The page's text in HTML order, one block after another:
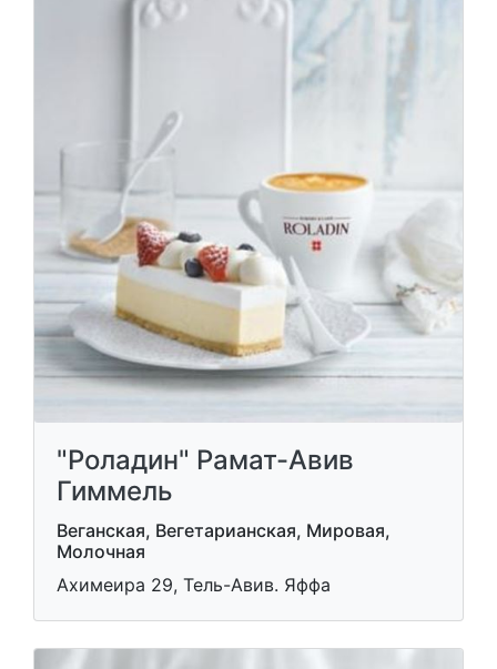
"Роладин" Рамат-Авив
Гиммель
Веганская, Вегетарианская, Мировая,
Молочная
Ахимеира 29, Тель-Авив. Яффа